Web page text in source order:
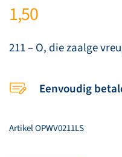
1,50
211 – O, die zaalge
Eenvoudig
ArtikelOPWV0211LS